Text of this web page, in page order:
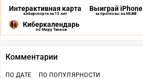
Интерактивная карта
киберспорта за 15 лет
Выиграй iPhone
за прогнозы на MLBB
Киберкалендарь
по Миру Танков
Комментарии
ПО ДАТЕ ПО ПОПУЛЯРНОСТИ